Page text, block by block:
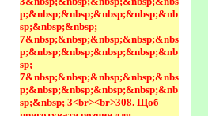
p;&nbsp;&nbsp;&nbsp;&nbsp;&nb
sp;&nbsp;&nbsp;
7&nbsp;&nbsp;&nbsp;&nbsp;&nbs
p;&nbsp;&nbsp;&nbsp;&nbsp;&nb
sp;
7&nbsp;&nbsp;&nbsp;&nbsp;&nbs
p;&nbsp;&nbsp;&nbsp;&nbsp;&nb
sp;&nbsp; 3<br><br>308. Щоб